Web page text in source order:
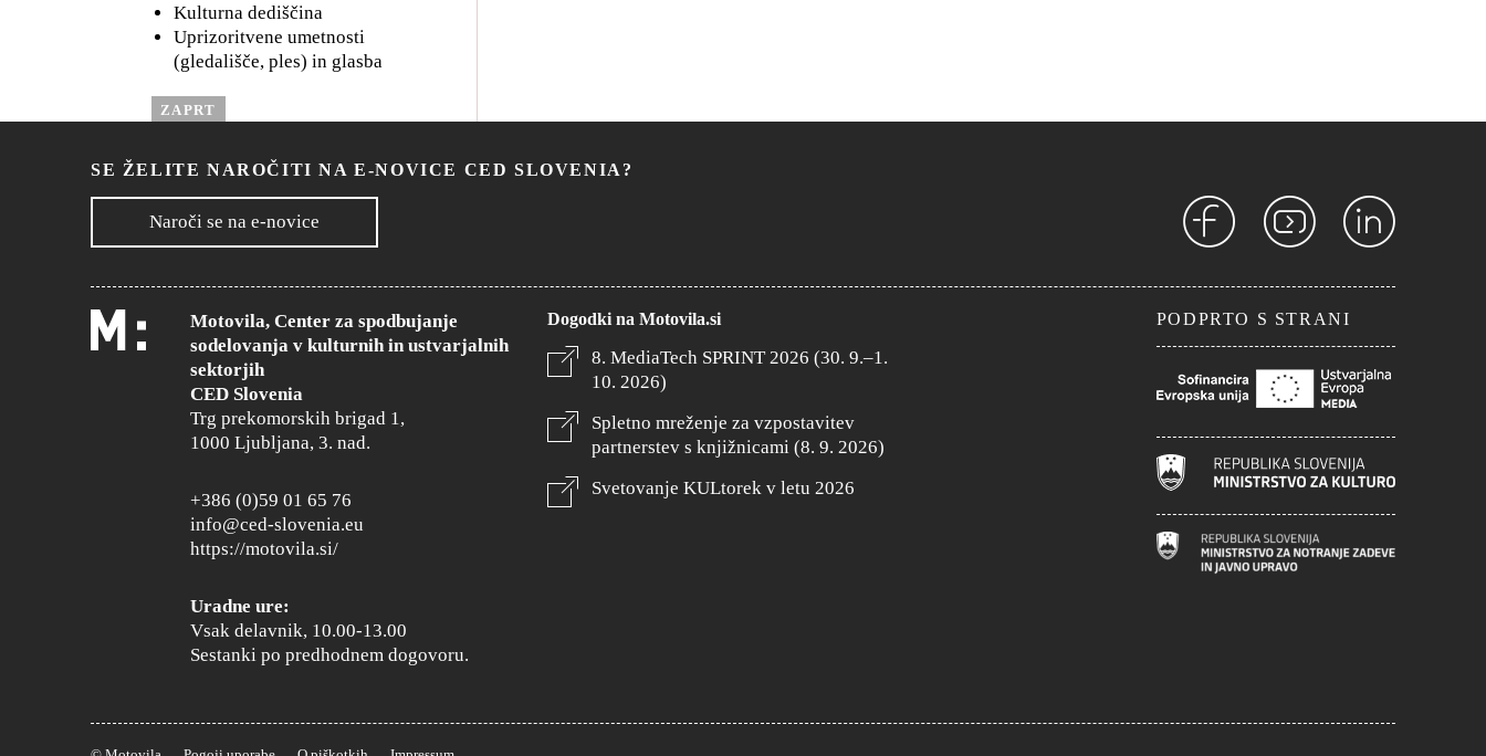
Kulturna dediščina
Uprizoritvene umetnosti
(gledališče, ples) in glasba
ZAPRT
VINCENNES
FRANCIJA (EU)
Kulturna dediščina
ASOCIAȚIA SNK
ROMUNIJA (EU)
Knjiga in prevodni projekti
LUMINA PE CALE
Vizualne umetnosti
ZAPRT
BY THE END OF MAY
PORTUGALSKA (EU)
SE ŽELITE NAROČITI NA E-NOVICE CED SLOVENIA?
Naroči se na e-novice
Motovila, Center za spodbujanje
sodelovanja v kulturnih in ustvarjalnih
sektorjih
CED Slovenia
Trg prekomorskih brigad 1,
1000 Ljubljana, 3. nad.
+386 (0)59 01 65 76
info@ced-slovenia.eu
https://motovila.si/
Uradne ure:
Vsak delavnik, 10.00-13.00
Sestanki po predhodnem dogovoru.
Dogodki na Motovila.si
8. MediaTech SPRINT 2026 (30. 9.–1.
10. 2026)
Spletno mreženje za vzpostavitev
partnerstev s knjižnicami (8. 9. 2026)
Svetovanje KULtorek v letu 2026
PODPRTO S STRANI